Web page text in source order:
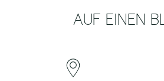
AUF EINEN